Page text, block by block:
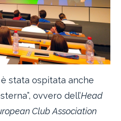
stata ospitata anche
ovvero dell’Head
Club Association